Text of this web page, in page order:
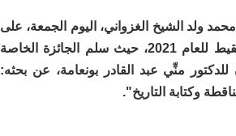
ولد الشيخ الغزواني، اليوم الجمعة، على
توزيع جوائز شنقيط للعام 2021، حيث سلم الجائزة الخاصة
للدكتور منِّي عبد القادر بونعامة، عن بحثه:
وكتابة التاريخ".